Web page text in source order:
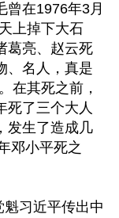
曾在1976年3月
上掉下大石
葛亮、赵云死
、名人，真是
在其死之前，
死了三个大人
发生了造成几
邓小平死之
习近平传出中